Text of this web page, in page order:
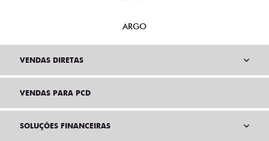
ARGO
VENDAS DIRETAS
VENDAS PARA PCD
SOLUÇÕES FINANCEIRAS